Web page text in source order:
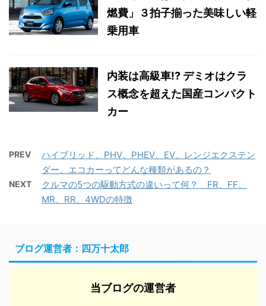
燃費」３拍子揃った美味しい軽
乗用車
内装は高級車!? デミオはクラ
ス概念を超えた国産コンパクト
カー
PREV
ハイブリッド、PHV、PHEV、EV、レンジエクステン
ダー、エコカーってどんな種類があるの？
NEXT
クルマの5つの駆動方式の違いって何？ FR、FF、
MR、RR、4WDの特徴
ブログ運営者：四万十太郎
当ブログの運営者